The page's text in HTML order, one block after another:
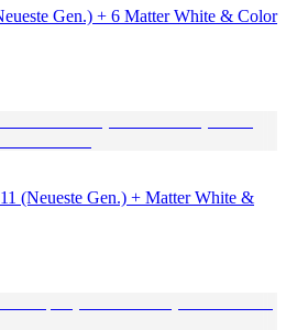
Gen.) + 6 Matter White & Color
(Neueste Gen.) + Matter White &